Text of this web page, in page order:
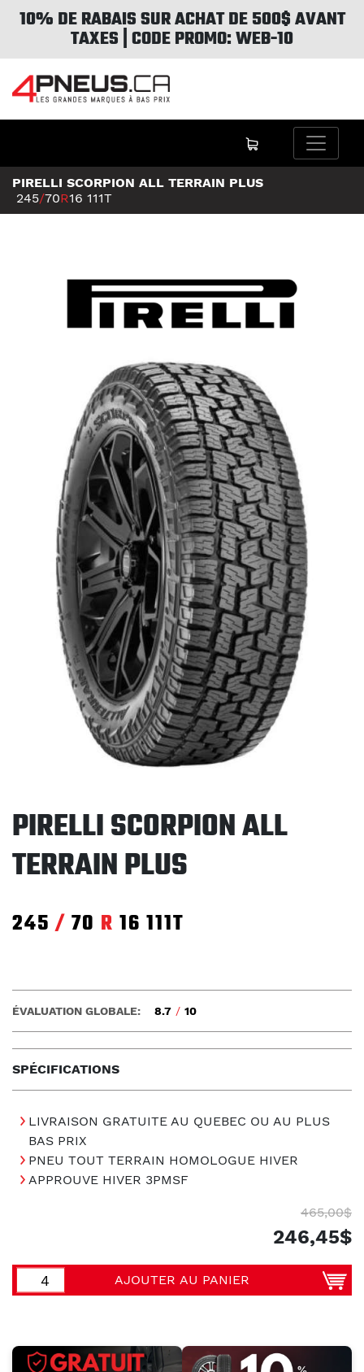
10% DE RABAIS SUR ACHAT DE 500$ AVANT
TAXES | CODE PROMO: WEB-10
PIRELLI SCORPION ALL TERRAIN PLUS
245/70R16 111T
PIRELLI SCORPION ALL
TERRAIN PLUS
245 / 70 R 16 111T
SPÉCIFICATIONS
ÉVALUATION GLOBALE: 8.7 / 10
LIVRAISON GRATUITE AU QUEBEC OU AU PLUS
BAS PRIX
PNEU TOUT TERRAIN HOMOLOGUE HIVER
APPROUVE HIVER 3PMSF
465,00$
246,45$
AJOUTER AU PANIER